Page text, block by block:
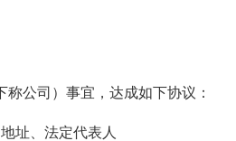
公司）事宜，达成如下协议：
址、法定代表人